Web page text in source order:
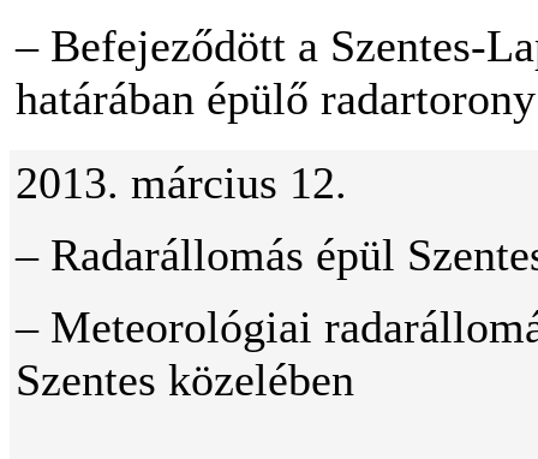
– Befejeződött a Szentes-
határában épülő
2013. március 12.
– Radarállomás épül
– Meteorológiai
Szentes közelében